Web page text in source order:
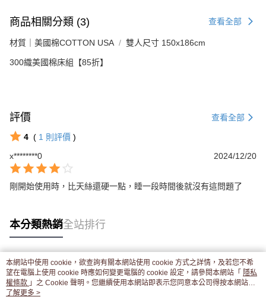
商品相關分類 (3) 查看全部
材質｜美國棉COTTON USA 雙人尺寸 150x186cm
300織美國棉床組【85折】
評價 查看全部
4 ( 1 則評價 )
x********0
2024/12/20
剛開始使用時，比天絲還硬一點，睡一段時間後就沒有這問題了
本分類熱銷全站排行
熱門標籤
本網站中使用 cookie，欲查詢有關本網站使用 cookie 方式之詳情，及若您不希
望在電腦上使用 cookie 時應如何變更電腦的 cookie 設定，請參閱本網站「 隱私
權條款 」之 Cookie 聲明。您繼續使用本網站即表示您同意本公司得按本網站使
用條款之 Cookie 聲明使用 cookie。
了解更多 >